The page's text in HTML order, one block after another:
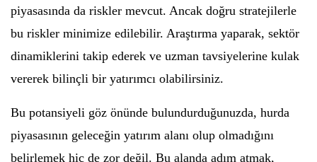
piyasasında da riskler mevcut. Ancak doğru stratejilerle
bu riskler minimize edilebilir. Araştırma yaparak, sektör
dinamiklerini takip ederek ve uzman tavsiyelerine kulak
vererek bilinçli bir yatırımcı olabilirsiniz.
Bu potansiyeli göz önünde bulundurduğunuzda, hurda
piyasasının geleceğin yatırım alanı olup olmadığını
belirlemek hiç de zor değil. Bu alanda adım atmak,